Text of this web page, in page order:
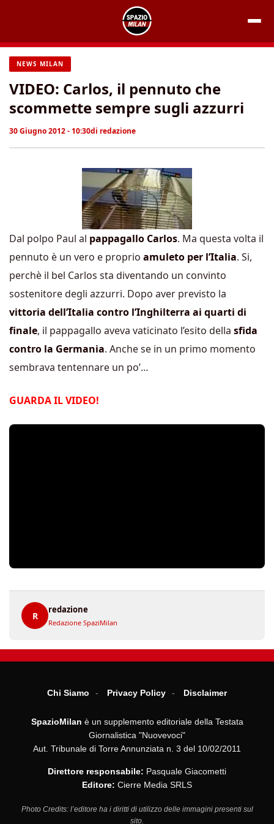
contenuto
NEWS MILAN
VIDEO: Carlos, il pennuto che
scommette sempre sugli azzurri
30 Giugno 2012 - 10:30di redazione
Dal polpo Paul al pappagallo Carlos. Ma questa volta il
pennuto è un vero e proprio amuleto per l’Italia. Si,
perchè il bel Carlos sta diventando un convinto
sostenitore degli azzurri. Dopo aver previsto la
vittoria dell’Italia contro l’Inghilterra ai quarti di
finale, il pappagallo aveva vaticinato l’esito della sfida
contro la Germania. Anche se in un primo momento
sembrava tentennare un po’…
GUARDA IL VIDEO!
R
redazione
Redazione SpaziMilan
Chi Siamo Privacy Policy Disclaimer
SpazioMilan è un supplemento editoriale della Testata
Giornalistica "Nuovevoci"
Aut. Tribunale di Torre Annunziata n. 3 del 10/02/2011
Direttore responsabile: Pasquale Giacometti
Editore: Cierre Media SRLS
Photo Credits: l’editore ha i diritti di utilizzo delle immagini presenti sul
sito.